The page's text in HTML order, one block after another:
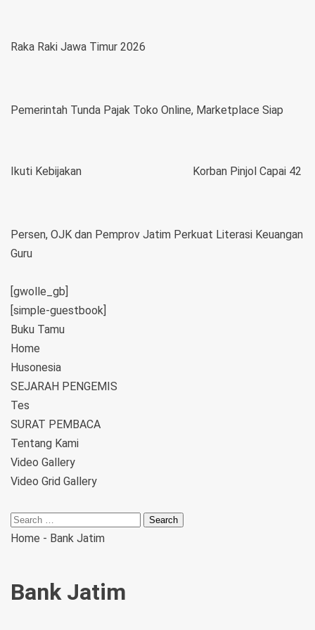
Raka Raki Jawa Timur 2026
Pemerintah Tunda Pajak Toko Online, Marketplace Siap
Ikuti Kebijakan Korban Pinjol Capai 42
Persen, OJK dan Pemprov Jatim Perkuat Literasi Keuangan
Guru
[gwolle_gb]
[simple-guestbook]
Buku Tamu
Home
Husonesia
SEJARAH PENGEMIS
Tes
SURAT PEMBACA
Tentang Kami
Video Gallery
Video Grid Gallery
Home - Bank Jatim
Bank Jatim